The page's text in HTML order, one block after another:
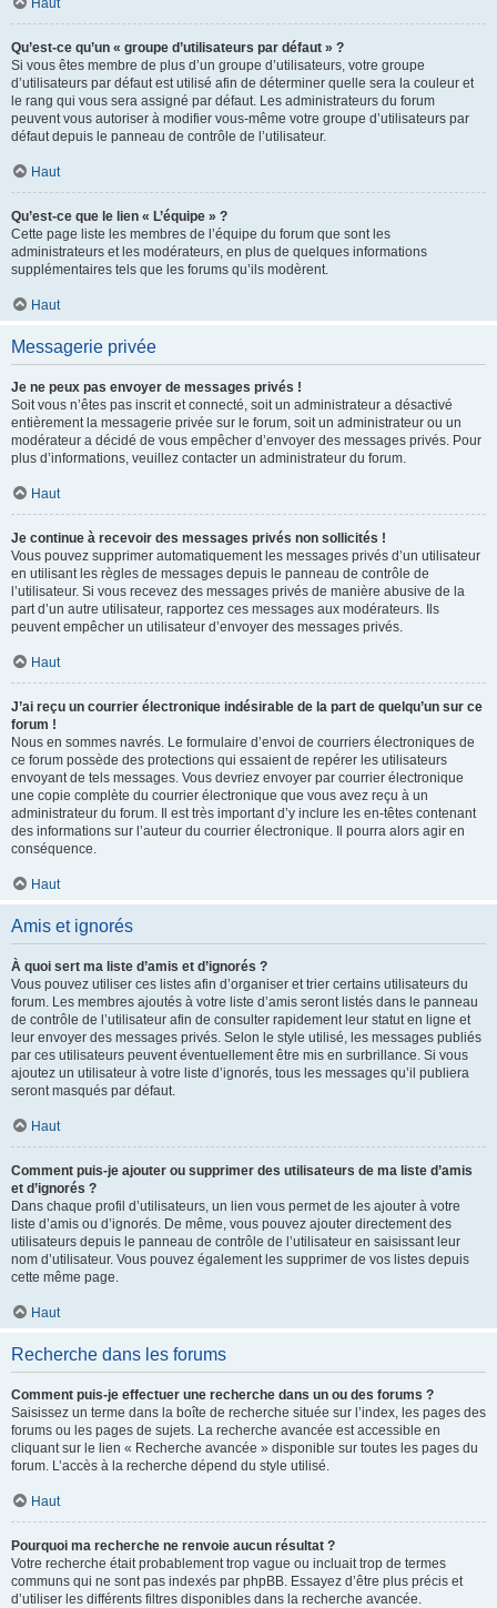
Haut
Qu’est-ce qu’un « groupe d’utilisateurs par défaut » ?
Si vous êtes membre de plus d’un groupe d’utilisateurs, votre groupe
d’utilisateurs par défaut est utilisé afin de déterminer quelle sera la couleur et
le rang qui vous sera assigné par défaut. Les administrateurs du forum
peuvent vous autoriser à modifier vous-même votre groupe d’utilisateurs par
défaut depuis le panneau de contrôle de l’utilisateur.
Haut
Qu’est-ce que le lien « L’équipe » ?
Cette page liste les membres de l’équipe du forum que sont les
administrateurs et les modérateurs, en plus de quelques informations
supplémentaires tels que les forums qu’ils modèrent.
Haut
Messagerie privée
Je ne peux pas envoyer de messages privés !
Soit vous n’êtes pas inscrit et connecté, soit un administrateur a désactivé
entièrement la messagerie privée sur le forum, soit un administrateur ou un
modérateur a décidé de vous empêcher d’envoyer des messages privés. Pour
plus d’informations, veuillez contacter un administrateur du forum.
Haut
Je continue à recevoir des messages privés non sollicités !
Vous pouvez supprimer automatiquement les messages privés d’un utilisateur
en utilisant les règles de messages depuis le panneau de contrôle de
l’utilisateur. Si vous recevez des messages privés de manière abusive de la
part d’un autre utilisateur, rapportez ces messages aux modérateurs. Ils
peuvent empêcher un utilisateur d’envoyer des messages privés.
Haut
J’ai reçu un courrier électronique indésirable de la part de quelqu’un sur ce
forum !
Nous en sommes navrés. Le formulaire d’envoi de courriers électroniques de
ce forum possède des protections qui essaient de repérer les utilisateurs
envoyant de tels messages. Vous devriez envoyer par courrier électronique
une copie complète du courrier électronique que vous avez reçu à un
administrateur du forum. Il est très important d’y inclure les en-têtes contenant
des informations sur l’auteur du courrier électronique. Il pourra alors agir en
conséquence.
Haut
Amis et ignorés
À quoi sert ma liste d’amis et d’ignorés ?
Vous pouvez utiliser ces listes afin d’organiser et trier certains utilisateurs du
forum. Les membres ajoutés à votre liste d’amis seront listés dans le panneau
de contrôle de l’utilisateur afin de consulter rapidement leur statut en ligne et
leur envoyer des messages privés. Selon le style utilisé, les messages publiés
par ces utilisateurs peuvent éventuellement être mis en surbrillance. Si vous
ajoutez un utilisateur à votre liste d’ignorés, tous les messages qu’il publiera
seront masqués par défaut.
Haut
Comment puis-je ajouter ou supprimer des utilisateurs de ma liste d’amis
et d’ignorés ?
Dans chaque profil d’utilisateurs, un lien vous permet de les ajouter à votre
liste d’amis ou d’ignorés. De même, vous pouvez ajouter directement des
utilisateurs depuis le panneau de contrôle de l’utilisateur en saisissant leur
nom d’utilisateur. Vous pouvez également les supprimer de vos listes depuis
cette même page.
Haut
Recherche dans les forums
Comment puis-je effectuer une recherche dans un ou des forums ?
Saisissez un terme dans la boîte de recherche située sur l’index, les pages des
forums ou les pages de sujets. La recherche avancée est accessible en
cliquant sur le lien « Recherche avancée » disponible sur toutes les pages du
forum. L’accès à la recherche dépend du style utilisé.
Haut
Pourquoi ma recherche ne renvoie aucun résultat ?
Votre recherche était probablement trop vague ou incluait trop de termes
communs qui ne sont pas indexés par phpBB. Essayez d’être plus précis et
d’utiliser les différents filtres disponibles dans la recherche avancée.